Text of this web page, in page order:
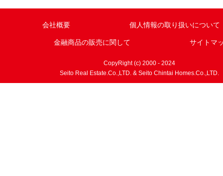
会社概要 個人情報の取り扱いについて
金融商品の販売に関して サイトマ
CopyRight (c) 2000 - 2024
Seito Real Estate.Co.,LTD. & Seito Chintai Homes.Co.,LTD.